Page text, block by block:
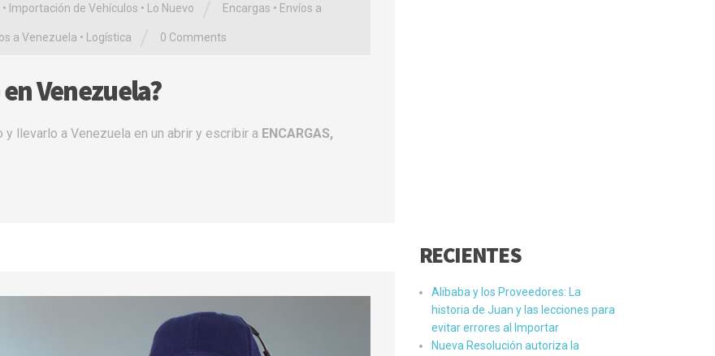
• Importación de Vehículos • Lo Nuevo Encargas • Envíos a
a Venezuela • Logística 0 Comments
Venezuela?
llevarlo a Venezuela en un abrir y escribir a ENCARGAS,
RECIENTES
Alibaba y los Proveedores: La
historia de Juan y las lecciones para
evitar errores al Importar
Nueva Resolución autoriza la